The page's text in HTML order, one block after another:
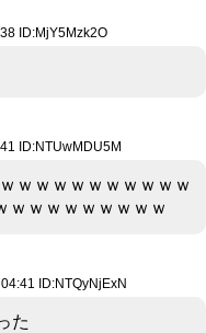
ID:MjY5Mzk2O
ID:NTUwMDU5M
ｗｗｗｗｗｗｗｗｗｗ
ｗｗｗｗｗｗｗｗｗ
ID:NTQyNjExN
た